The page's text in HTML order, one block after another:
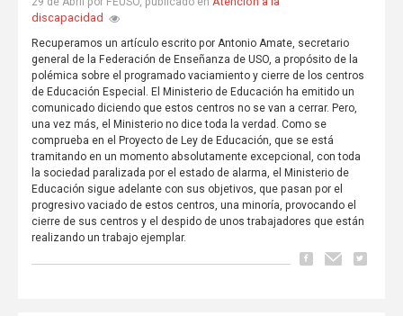
discapacidad
Recuperamos un artículo escrito por Antonio Amate, secretario
general de la Federación de Enseñanza de USO, a propósito de la
polémica sobre el programado vaciamiento y cierre de los centros
de Educación Especial. El Ministerio de Educación ha emitido un
comunicado diciendo que estos centros no se van a cerrar. Pero,
una vez más, el Ministerio no dice toda la verdad. Como se
comprueba en el Proyecto de Ley de Educación, que se está
tramitando en un momento absolutamente excepcional, con toda
la sociedad paralizada por el estado de alarma, el Ministerio de
Educación sigue adelante con sus objetivos, que pasan por el
progresivo vaciado de estos centros, una minoría, provocando el
cierre de sus centros y el despido de unos trabajadores que están
realizando un trabajo ejemplar.